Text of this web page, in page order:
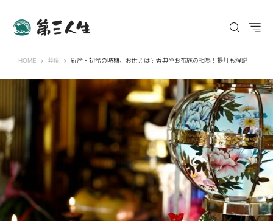
HOME 第三人生 〜寄り道の歩き方〜
葬儀 新盆・初盆の時期、お供えは？香典やお布施の相場！提灯も解説